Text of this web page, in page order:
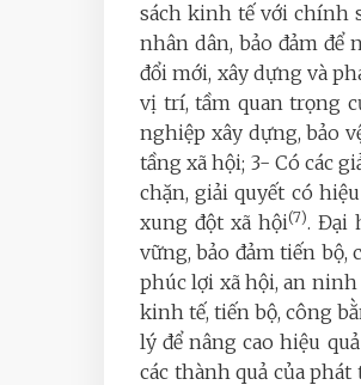
sách kinh tế với chính
nhân dân, bảo đảm để
đổi mới, xây dựng và
vị trí, tầm quan trọng
nghiệp xây dựng, bảo
tầng xã hội; 3- Có các
chặn, giải quyết có
xung đột xã hội(7). Đại
vững, bảo đảm tiến bộ,
phúc lợi xã hội, an
kinh tế, tiến bộ, công
lý để nâng cao hiệu
các thành quả của